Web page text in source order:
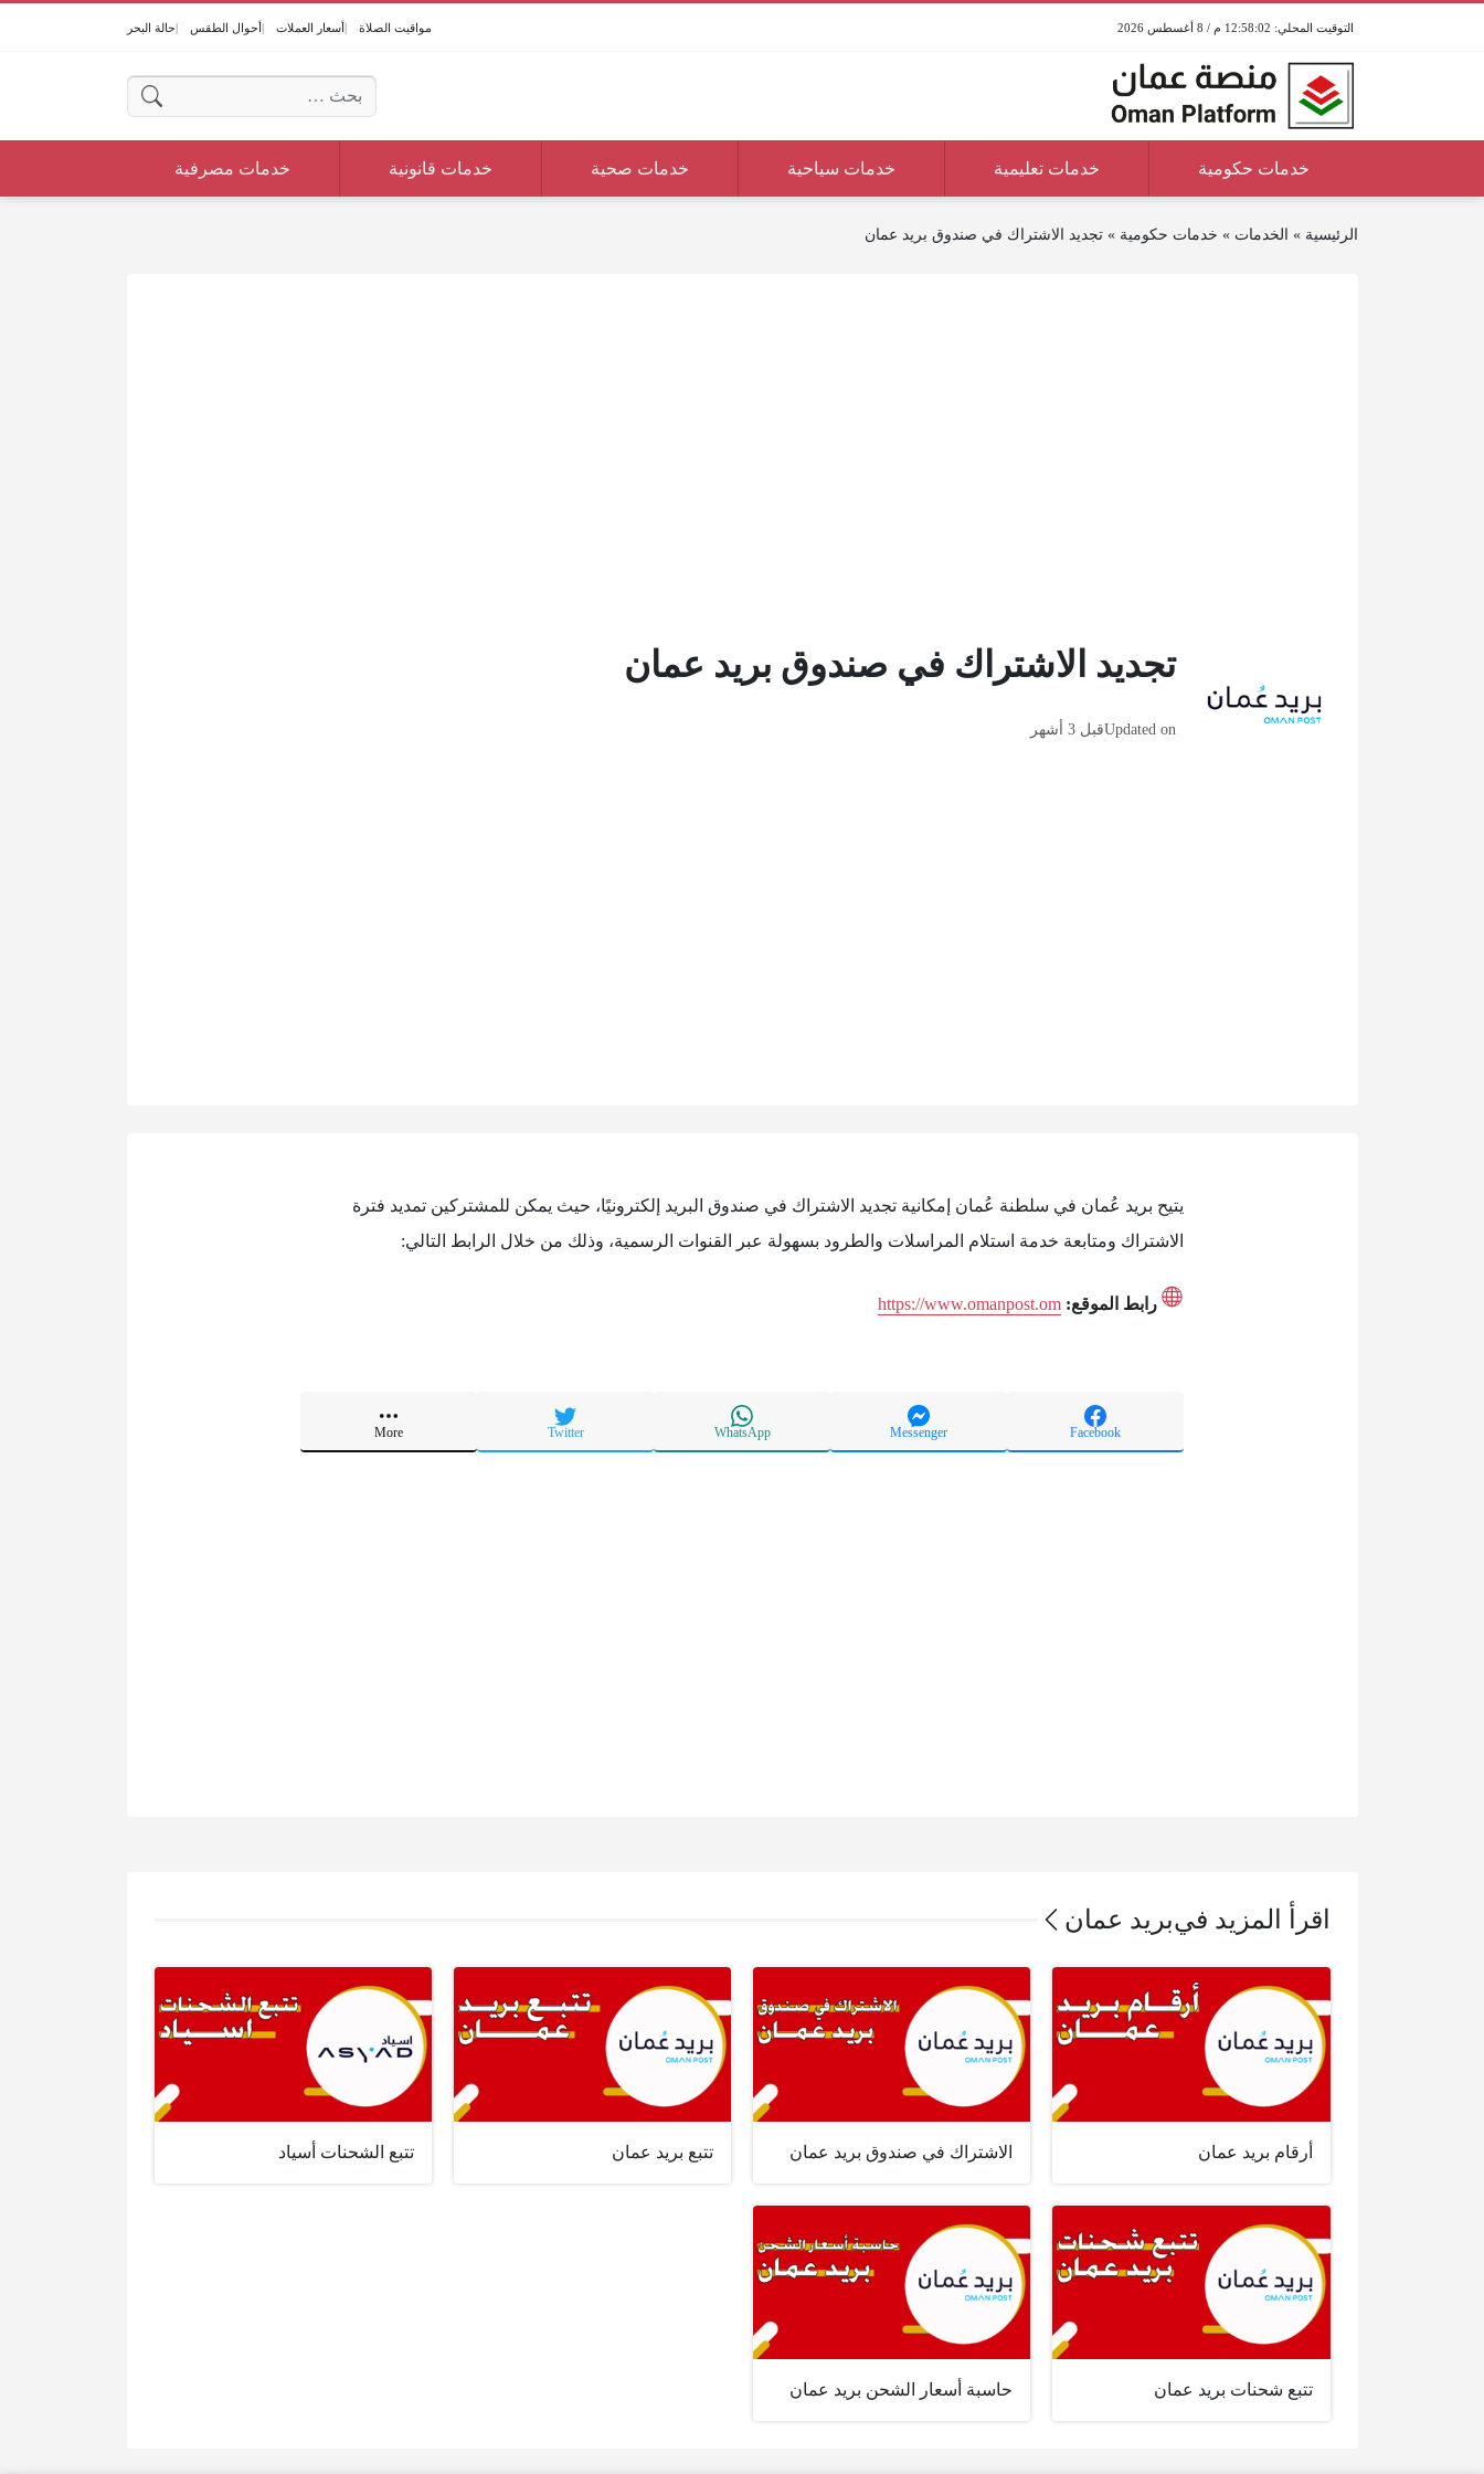
12:58:02 م / 8 أغسطس 2026 مواقيت الصلاة أسعار العملات أحوال الطقس حالة البحر
البحث عن:
خدمات حكومية خدمات تعليمية خدمات سياحية خدمات صحية خدمات قانونية خدمات مصرفية
الرئيسية » الخدمات » خدمات حكومية »تجديد الاشتراك في صندوق بريد عمان
تجديد الاشتراك في صندوق بريد عمان
Updated onقبل 3 أشهر
يتيح بريد عُمان في سلطنة عُمان إمكانية تجديد الاشتراك في صندوق البريد إلكترونيًا، حيث يمكن للمشتركين تمديد فترة
الاشتراك ومتابعة خدمة استلام المراسلات والطرود بسهولة عبر القنوات الرسمية، وذلك من خلال الرابط التالي:
رابط الموقع: https://www.omanpost.om
Facebook
Messenger
WhatsApp
Twitter
More
اقرأ المزيد فيبريد عمان
أرقام بريد عمان الاشتراك في صندوق بريد عمان تتبع بريد عمان تتبع الشحنات أسياد
تتبع شحنات بريد عمان حاسبة أسعار الشحن بريد عمان